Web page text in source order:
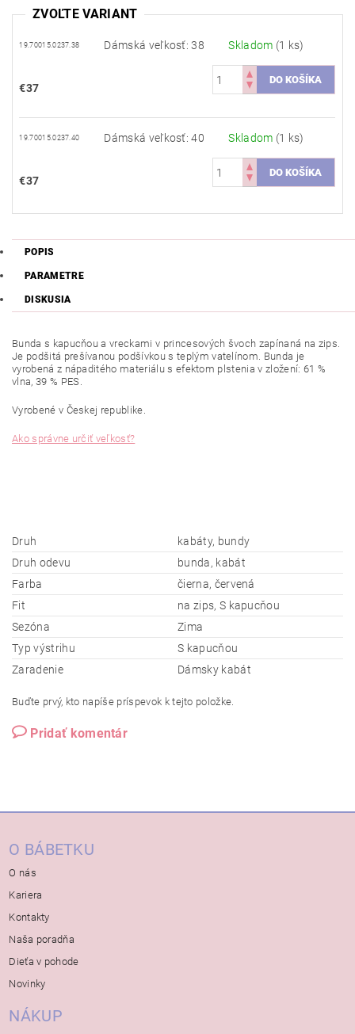
ZVOĽTE VARIANT
19.70015.0237.38 Dámská veľkosť: 38 Skladom (1 ks)
€37
19.70015.0237.40 Dámská veľkosť: 40 Skladom (1 ks)
€37
POPIS
PARAMETRE
DISKUSIA
Bunda s kapucňou a vreckami v princesových švoch zapínaná na zips.
Je podšitá prešívanou podšívkou s teplým vatelínom. Bunda je
vyrobená z nápaditého materiálu s efektom plstenia v zložení: 61 %
vlna, 39 % PES.
Vyrobené v Českej republike.
Ako správne určiť veľkosť?
Druh
kabáty, bundy
Druh odevu
bunda, kabát
Farba
čierna, červená
Fit
na zips, S kapucňou
Sezóna
Zima
Typ výstrihu
S kapucňou
Zaradenie
Dámsky kabát
Buďte prvý, kto napíše príspevok k tejto položke.
Pridať komentár
O BÁBETKU
O nás
Kariera
Kontakty
Naša poradňa
Dieťa v pohode
Novinky
NÁKUP